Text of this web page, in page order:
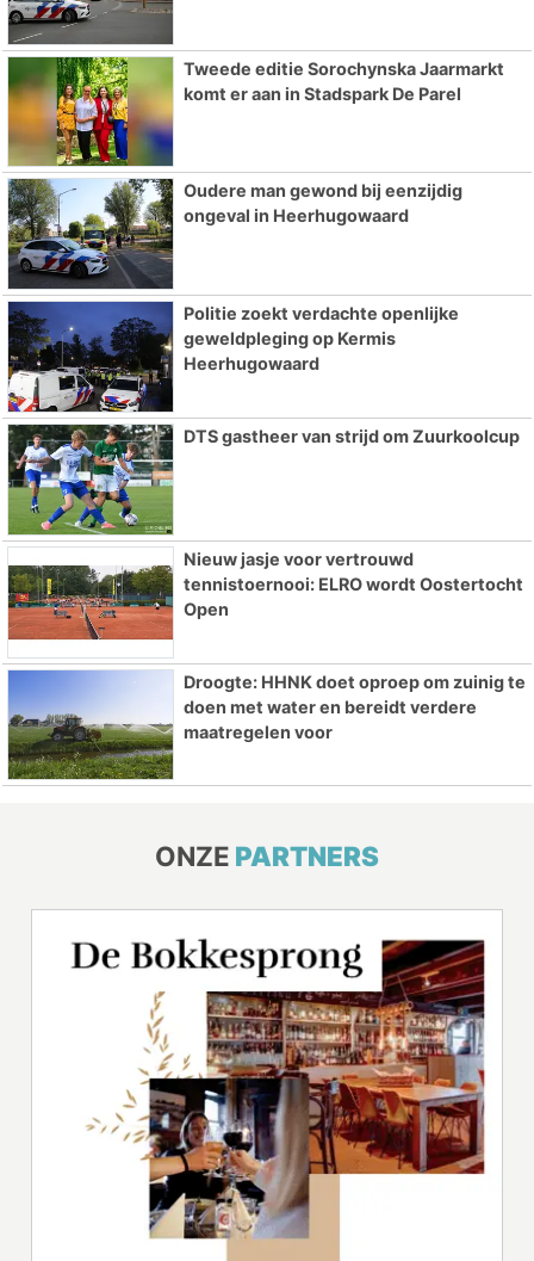
Tweede editie Sorochynska Jaarmarkt
komt er aan in Stadspark De Parel
Oudere man gewond bij eenzijdig
ongeval in Heerhugowaard
Politie zoekt verdachte openlijke
geweldpleging op Kermis
Heerhugowaard
DTS gastheer van strijd om Zuurkoolcup
Nieuw jasje voor vertrouwd
tennistoernooi: ELRO wordt Oostertocht
Open
Droogte: HHNK doet oproep om zuinig te
doen met water en bereidt verdere
maatregelen voor
ONZE PARTNERS